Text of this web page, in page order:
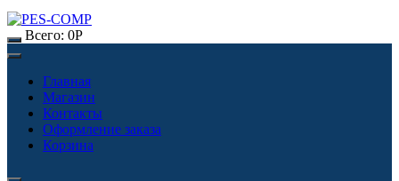
Всего: 0Р
Главная
Магазин
Контакты
Оформление заказа
Корзина